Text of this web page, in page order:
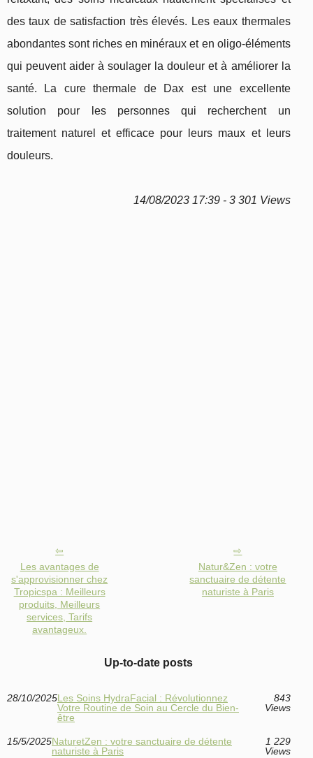
des taux de satisfaction très élevés. Les eaux thermales
abondantes sont riches en minéraux et en oligo-éléments
qui peuvent aider à soulager la douleur et à améliorer la
santé. La cure thermale de Dax est une excellente
solution pour les personnes qui recherchent un
traitement naturel et efficace pour leurs maux et leurs
douleurs.
14/08/2023 17:39 - 3 301 Views
Les avantages de
s'approvisionner chez
Tropicspa : Meilleurs
produits, Meilleurs
services, Tarifs
avantageux.
Natur&Zen : votre
sanctuaire de détente
naturiste à Paris
Up-to-date posts
28/10/2025Les Soins HydraFacial : Révolutionnez
Votre Routine de Soin au Cercle du Bien-
être
843
Views
15/5/2025NaturetZen : votre sanctuaire de détente
naturiste à Paris
1 229
Views